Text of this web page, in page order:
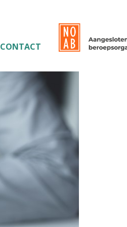
CONTACT